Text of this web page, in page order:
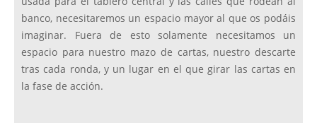
banco, necesitaremos un espacio mayor al que os podáis
imaginar. Fuera de esto solamente necesitamos un
espacio para nuestro mazo de cartas, nuestro descarte
tras cada ronda, y un lugar en el que girar las cartas en
la fase de acción.